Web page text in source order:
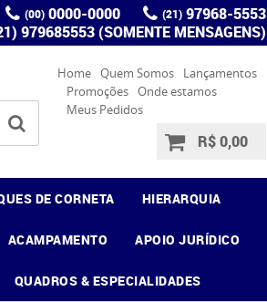
(00) 0000-0000 (21) 97968-5553
979685553 (SOMENTE MENSAGENS)
Home Quem Somos
Lançamentos
Promoções Onde estamos
Meus Pedidos
R$ 0,00
DE CORNETA HIERARQUIA
ACAMPAMENTO APOIO JURÍDICO
QUADROS & ESPECIALIDADES